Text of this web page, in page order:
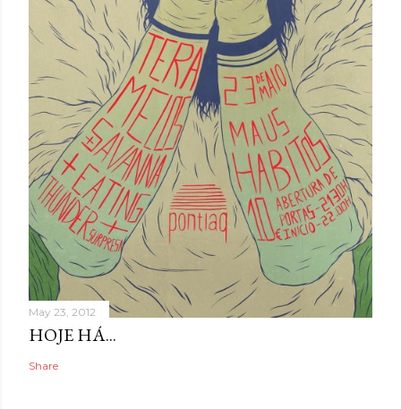
May 23, 2012
HOJE HÁ...
Share